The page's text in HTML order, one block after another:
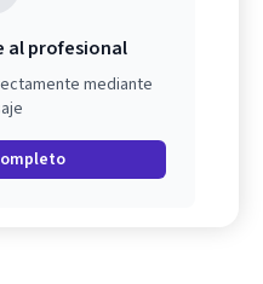
al profesional
mediante